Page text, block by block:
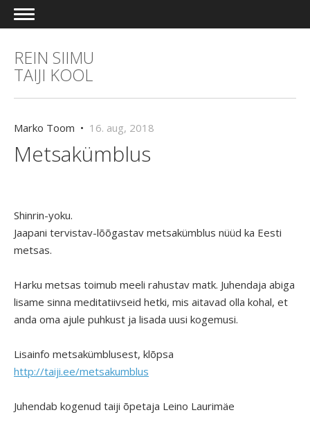
REIN SIIMU
TAIJI KOOL
Marko Toom • 16. aug, 2018
Metsakümblus
Shinrin-yoku.
Jaapani tervistav-lõõgastav metsakümblus nüüd ka Eesti
metsas.
Harku metsas toimub meeli rahustav matk. Juhendaja abiga
lisame sinna meditatiivseid hetki, mis aitavad olla kohal, et
anda oma ajule puhkust ja lisada uusi kogemusi.
Lisainfo metsakümblusest, klõpsa
http://taiji.ee/metsakumblus
Juhendab kogenud taiji õpetaja Leino Laurimäe